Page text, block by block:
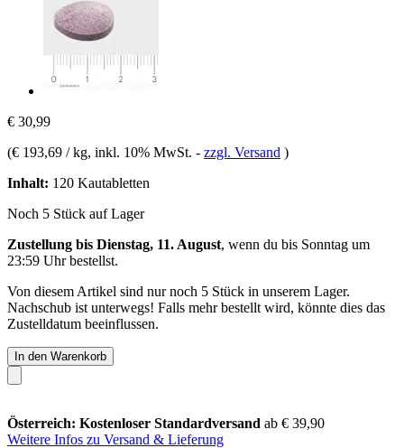
€ 30,99
(€ 193,69 / kg, inkl. 10% MwSt. - zzgl. Versand )
Inhalt: 120 Kautabletten
Noch 5 Stück auf Lager
Zustellung bis Dienstag, 11. August, wenn du bis Sonntag um
23:59 Uhrbestellst.
Von diesem Artikel sind nur noch 5 Stück in unserem Lager.
Nachschub ist unterwegs! Falls mehr bestellt wird, könnte dies das
Zustelldatum beeinflussen.
In den Warenkorb
Österreich: Kostenloser Standardversand ab € 39,90
Weitere Infos zu Versand & Lieferung